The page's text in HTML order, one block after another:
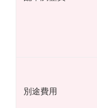
別途費用